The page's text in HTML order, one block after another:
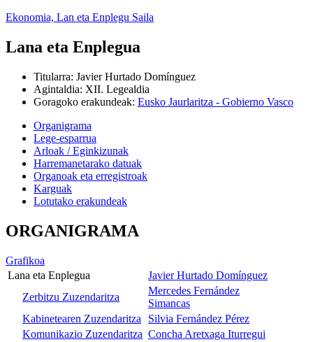
Ekonomia, Lan eta Enplegu Saila
Lana eta Enplegua
Titularra: Javier Hurtado Domínguez
Agintaldia: XII. Legealdia
Goragoko erakundeak: Eusko Jaurlaritza - Gobierno Vasco
Organigrama
Lege-esparrua
Arloak / Eginkizunak
Harremanetarako datuak
Organoak eta erregistroak
Karguak
Lotutako erakundeak
ORGANIGRAMA
Grafikoa
Lana eta Enplegua
Javier Hurtado Domínguez
Zerbitzu Zuzendaritza
Mercedes Fernández
Simancas
Kabinetearen Zuzendaritza
Silvia Fernández Pérez
Komunikazio Zuzendaritza Concha Aretxaga Iturregui